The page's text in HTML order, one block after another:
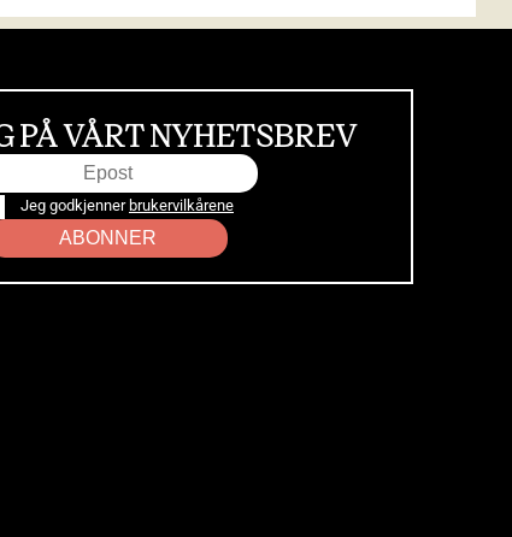
PÅ VÅRT NYHETSBREV
Jeg godkjenner brukervilkårene
ABONNER